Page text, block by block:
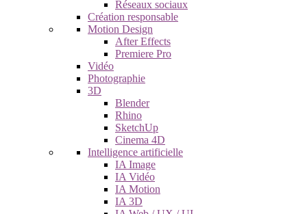
Réseaux sociaux
Création responsable
Motion Design
After Effects
Premiere Pro
Vidéo
Photographie
3D
Blender
Rhino
SketchUp
Cinema 4D
Intelligence artificielle
IA Image
IA Vidéo
IA Motion
IA 3D